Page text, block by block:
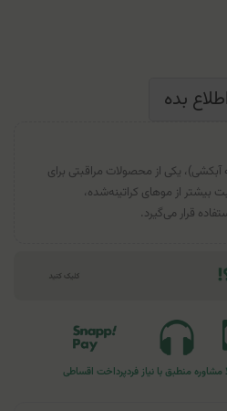
بده
یکی از محصولات مراقبتی برای
بیشتر از موهای کراتینه‌شده،
قرار می‌گیرد.
مشاوره منطبق با نیاز فردپرداخت اقساطی